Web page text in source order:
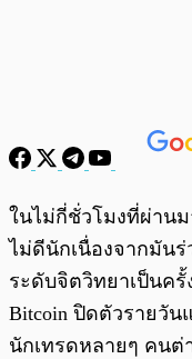
พร้อมเล่น
ในไม่กี่ชั่วโมงที่ผ่านม
ไม่ดีนักเนื่องจากมันร่
ระดับจิตวิทยาเป็นค
Bitcoin ปิดตัวรายวั
นักเทรดหลายๆ คนต่